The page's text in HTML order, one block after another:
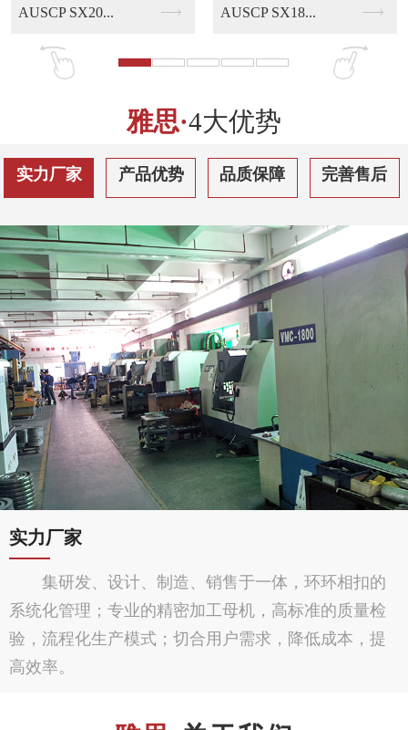
AUSCP SX18... AUSCP QS30...
雅思·4大优势
实力厂家 产品优势 品质保障 完善售后
实力厂家
集研发、设计、制造、销售于一体，环环相扣的
系统化管理；专业的精密加工母机，高标准的质量检
验，流程化生产模式；切合用户需求，降低成本，提
高效率。